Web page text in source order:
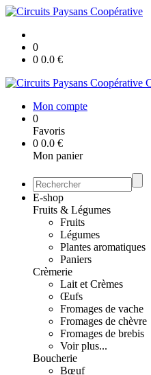
0
0 0.0 €
Mon compte
0
Favoris
0 0.0 €
Mon panier
E-shop
Fruits & Légumes
Fruits
Légumes
Plantes aromatiques
Paniers
Crèmerie
Lait et Crèmes
Œufs
Fromages de vache
Fromages de chèvre
Fromages de brebis
Voir plus...
Boucherie
Bœuf